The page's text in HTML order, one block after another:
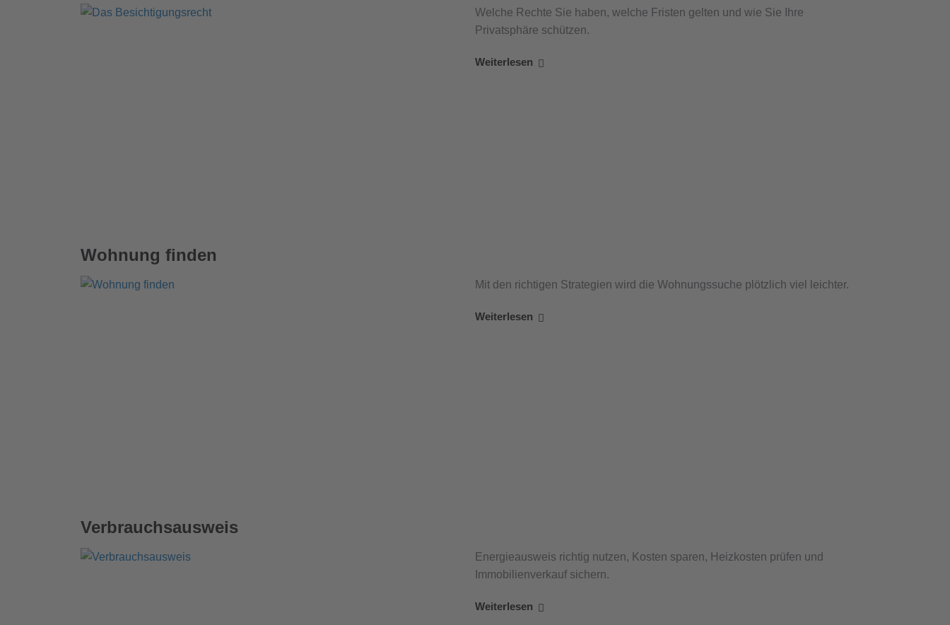
Welche Rechte Sie haben, welche Fristen gelten und wie Sie Ihre
Privatsphäre schützen.
Weiterlesen
Wohnung finden
Mit den richtigen Strategien wird die Wohnungssuche plötzlich viel leichter.
Weiterlesen
Verbrauchsausweis
Energieausweis richtig nutzen, Kosten sparen, Heizkosten prüfen und
Immobilienverkauf sichern.
Weiterlesen